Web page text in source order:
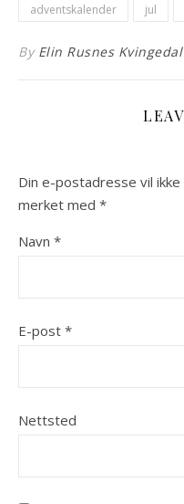
adventskalender jul
By Elin Rusnes Kvingedal
Din e-postadresse vil
merket med *
Navn *
E-post *
Nettsted